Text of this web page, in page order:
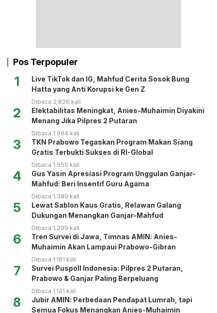
Pos Terpopuler
1
Live TikTok dan IG, Mahfud Cerita Sosok Bung
Hatta yang Anti Korupsi ke Gen Z
Dibaca 2.826 kali
2
Elektabilitas Meningkat, Anies-Muhaimin Diyakini
Menang Jika Pilpres 2 Putaran
Dibaca 1.694 kali
3
TKN Prabowo Tegaskan Program Makan Siang
Gratis Terbukti Sukses di RI-Global
Dibaca 1.555 kali
4
Gus Yasin Apresiasi Program Unggulan Ganjar-
Mahfud: Beri Insentif Guru Agama
Dibaca 1.389 kali
5
Lewat Sablon Kaus Gratis, Relawan Galang
Dukungan Menangkan Ganjar-Mahfud
Dibaca 1.299 kali
6
Tren Survei di Jawa, Timnas AMIN: Anies-
Muhaimin Akan Lampaui Prabowo-Gibran
Dibaca 1.181 kali
7
Survei Puspoll Indonesia: Pilpres 2 Putaran,
Prabowo & Ganjar Paling Berpeluang
Dibaca 1.141 kali
8
Jubir AMIN: Perbedaan Pendapat Lumrah, tapi
Semua Fokus Menangkan Anies-Muhaimin